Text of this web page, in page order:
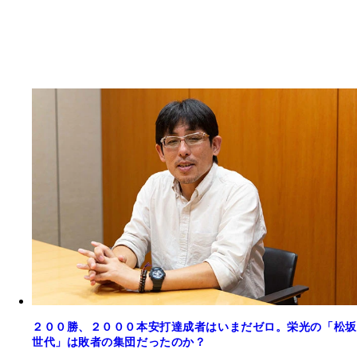
２００勝、２０００本安打達成者はいまだゼロ。栄光の「松坂
世代」は敗者の集団だったのか？